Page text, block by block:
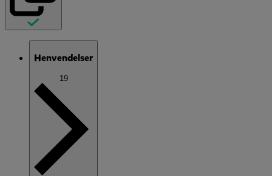
Henvendelser
19